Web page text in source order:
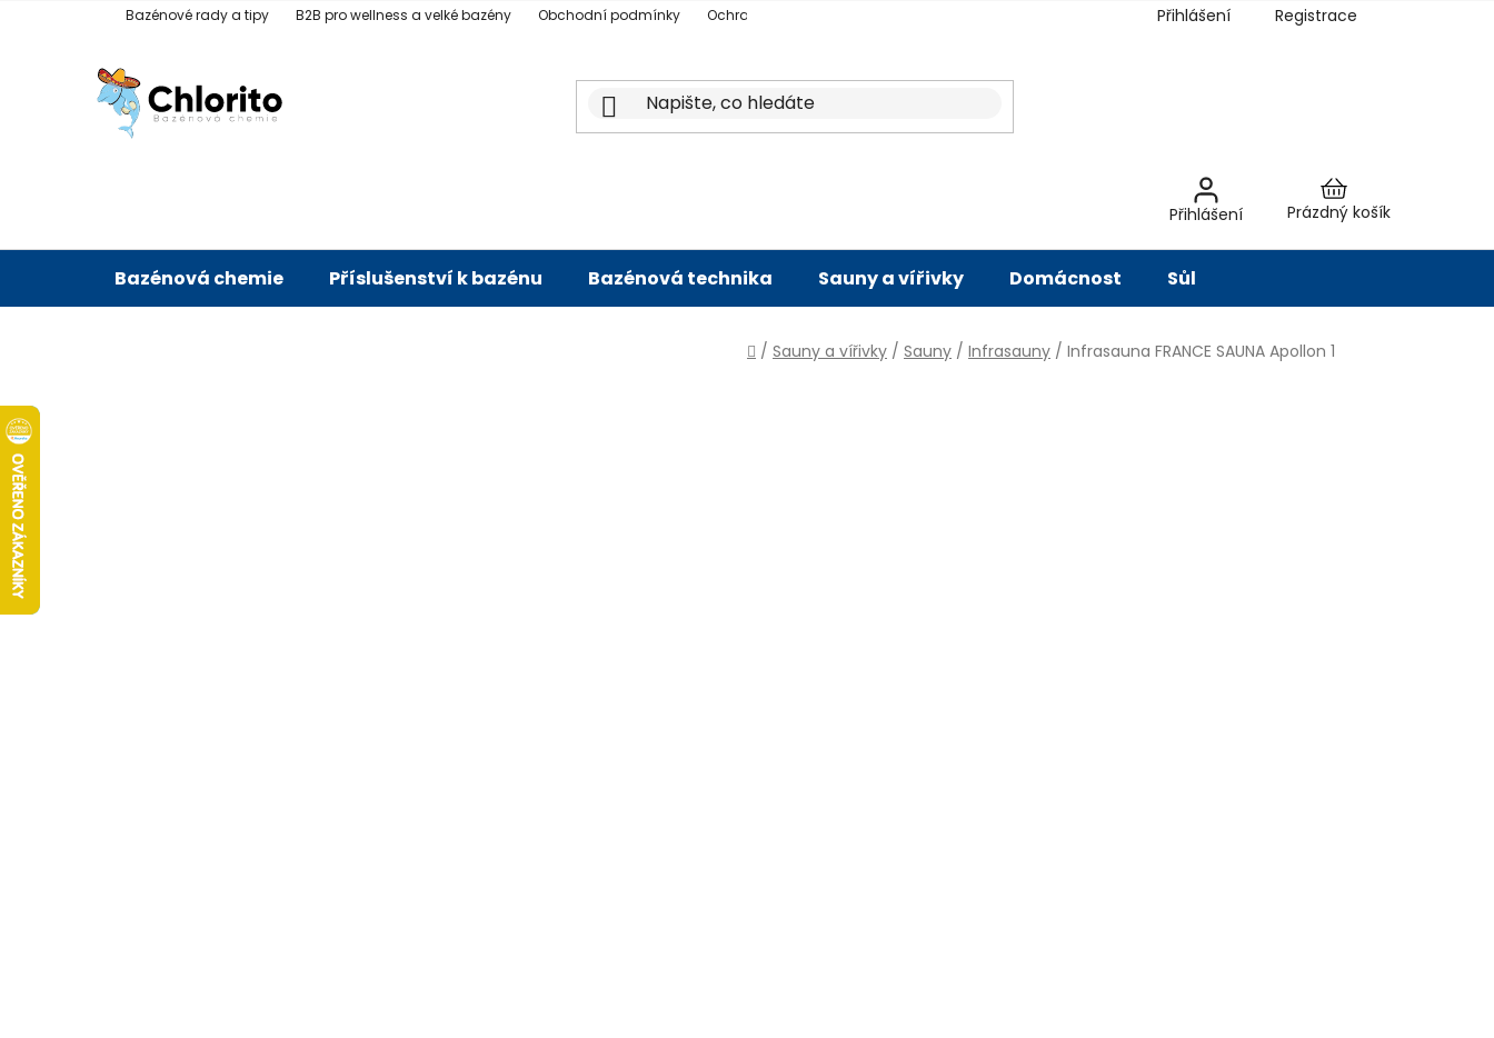
Bazénové rady a tipy B2B pro wellness a velké bazény Obchodní podmínky Ochrana osobních údajů Hodnocení obchodu Slovník pojmů Péče o vodu
Přihlášení Registrace
Přihlášení
Nákupní
Prázdný košík
Bazénová chemie Příslušenství k bazénu Bazénová technika Sauny a vířivky Domácnost Sůl
Domů
/ Sauny a vířivky / Sauny / Infrasauny / Infrasauna FRANCE SAUNA Apollon 1